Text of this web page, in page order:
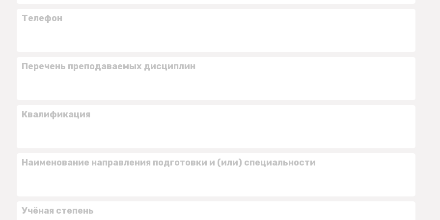
Телефон
Перечень преподаваемых дисциплин
Квалификация
Наименование направления подготовки и (или) специальности
Учёная степень